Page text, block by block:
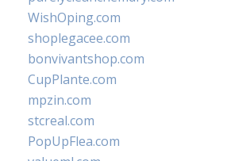
WishOping.com
shoplegacee.com
bonvivantshop.com
CupPlante.com
mpzin.com
stcreal.com
PopUpFlea.com